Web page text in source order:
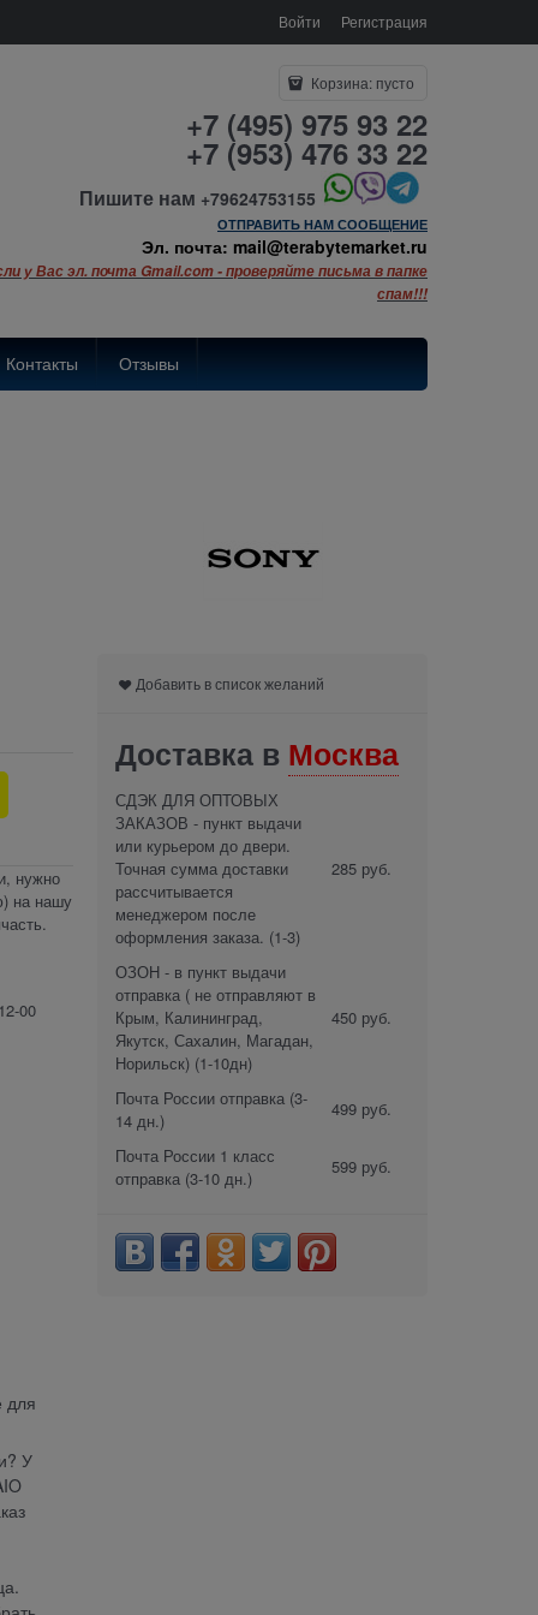
Войти Регистрация
Корзина: пусто
+7 (495) 975 93 22
+7 (953) 476 33 22
Пишите нам +79624753155
ОТПРАВИТЬ НАМ СООБЩЕНИЕ
Эл. почта: mail@terabytemarket.ru
у Вас эл. почта Gmail.com - проверяйте письма в папке
спам!!!
Контакты Отзывы
нужно
на нашу
00
для
У
Добавить в список желаний
Доставка в Москва
СДЭК ДЛЯ ОПТОВЫХ
ЗАКАЗОВ - пункт выдачи
или курьером до двери.
Точная сумма доставки
рассчитывается
менеджером после
оформления заказа. (1-3)
285 руб.
ОЗОН - в пункт выдачи
отправка ( не отправляют в
Крым, Калининград,
Якутск, Сахалин, Магадан,
Норильск) (1-10дн)
450 руб.
Почта России отправка (3-
14 дн.)
499 руб.
Почта России 1 класс
отправка (3-10 дн.)
599 руб.